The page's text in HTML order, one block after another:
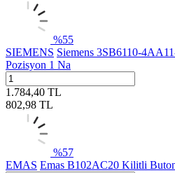
%55
SIEMENS Siemens 3SB6110-
Pozisyon 1 Na
1.784,40 TL
802,98 TL
%57
EMAS Emas B102AC20 Kilitli